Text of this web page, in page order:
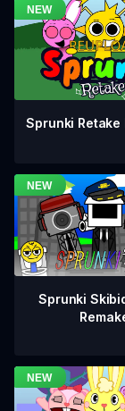
Sprunki Retake
Sprunki